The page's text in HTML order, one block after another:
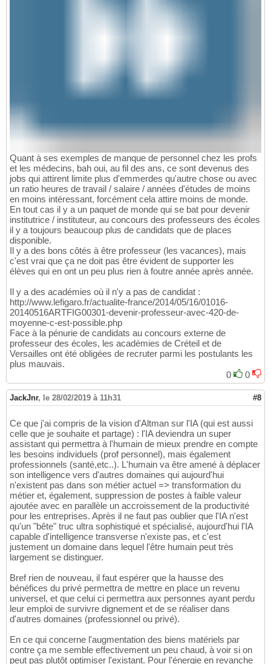
Quant à ses exemples de manque de personnel chez les profs
et les médecins, bah oui, au fil des ans, ce sont devenus des
jobs qui attirent limite plus d'emmerdes qu'autre chose ou avec
un ratio heures de travail / salaire / années d'études de moins
en moins intéressant, forcément cela attire moins de monde.
En tout cas il y a un paquet de monde qui se bat pour devenir
institutrice / instituteur, au concours des professeurs des écoles
il y a toujours beaucoup plus de candidats que de places
disponible.
Il y a des bons côtés à être professeur (les vacances), mais
c'est vrai que ça ne doit pas être évident de supporter les
élèves qui en ont un peu plus rien à foutre année après année.
Il y a des académies où il n'y a pas de candidat :
http://www.lefigaro.fr/actualite-france/2014/05/16/01016-
20140516ARTFIG00301-devenir-professeur-avec-420-de-
moyenne-c-est-possible.php
Face à la pénurie de candidats au concours externe de
professeur des écoles, les académies de Créteil et de
Versailles ont été obligées de recruter parmi les postulants les
plus mauvais.
0
0
JackJnr, le 28/02/2019 à 11h31 #8
Ce que j'ai compris de la vision d'Altman sur l'IA (qui est aussi
celle que je souhaite et partage) : l'IA deviendra un super
assistant qui permettra à l'humain de mieux prendre en compte
les besoins individuels (prof personnel), mais également
professionnels (santé,etc..). L'humain va être amené à déplacer
son intelligence vers d'autres domaines qui aujourd'hui
n'existent pas dans son métier actuel => transformation du
métier et, également, suppression de postes à faible valeur
ajoutée avec en parallèle un accroissement de la productivité
pour les entreprises. Après il ne faut pas oublier que l'IA n'est
qu'un "bête" truc ultra sophistiqué et spécialisé, aujourd'hui l'IA
capable d'intelligence transverse n'existe pas, et c'est
justement un domaine dans lequel l'être humain peut très
largement se distinguer.
Bref rien de nouveau, il faut espérer que la hausse des
bénéfices du privé permettra de mettre en place un revenu
universel, et que celui ci permettra aux personnes ayant perdu
leur emploi de survivre dignement et de se réaliser dans
d'autres domaines (professionnel ou privé).
En ce qui concerne l'augmentation des biens matériels par
contre ça me semble effectivement un peu chaud, à voir si on
peut pas plutôt optimiser l'existant. Pour l'énergie en revanche